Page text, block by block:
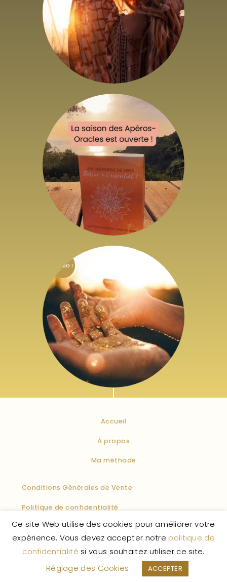
79,34€ HTVA + 21% de TVA
Apéros-Oracles
28,93€ HTVA + 21% de TVA
PROMO !
Protocoles de Soins
énergétiques
19,83€ – 89 ,25 €
HTVA + 21% de
TVA
Accueil
À propos
Ma méthode
Conditions Générales de Vente
Politique de confidentialité
Politique des cookies Mentions légales F.A.Q
La Vie Enchantée © 2026 – Tous droits réservés.
Ce site Web utilise des cookies pour améliorer votre
expérience. Vous devez accepter notre politique de
confidentialité si vous souhaitez utiliser ce site.
Réglage des Cookies
ACCEPTER